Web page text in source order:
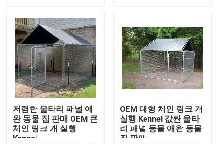
홈
제품 소개
동영상
회사 소개
저렴한 울타리 패널 애
완 동물 집 판매 OEM 큰
체인 링크 개 실행
Kennel
OEM 대형 체인 링크 개
실행 Kennel 값싼 울타
리 패널 동물 애완 동물
집 판매